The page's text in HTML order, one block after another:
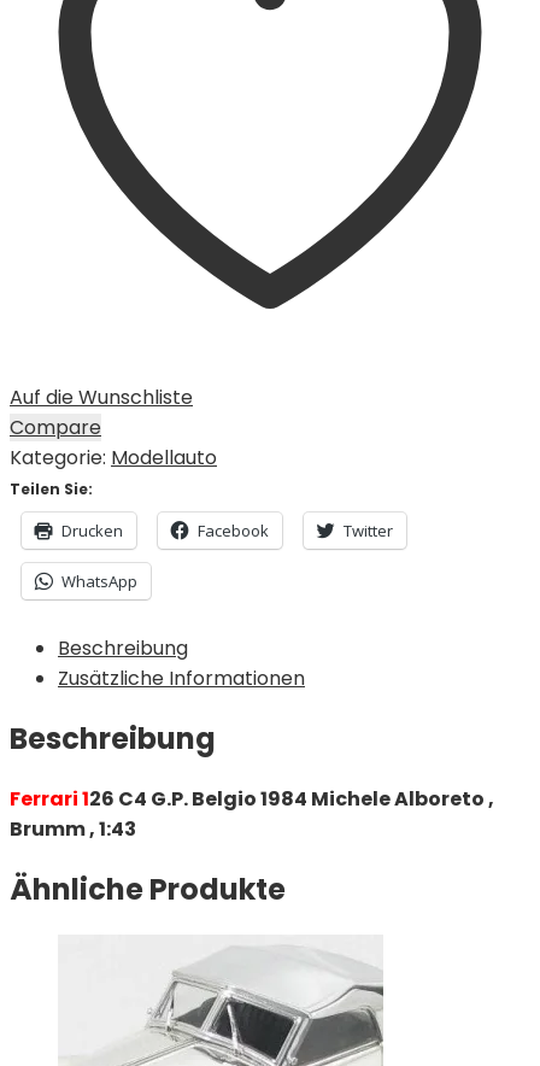
Auf die Wunschliste
Compare
Kategorie: Modellauto
Teilen Sie:
Drucken Facebook Twitter
WhatsApp
Beschreibung
Zusätzliche Informationen
Beschreibung
Ferrari 126 C4 G.P. Belgio 1984 Michele Alboreto ,
Brumm , 1:43
Ähnliche Produkte